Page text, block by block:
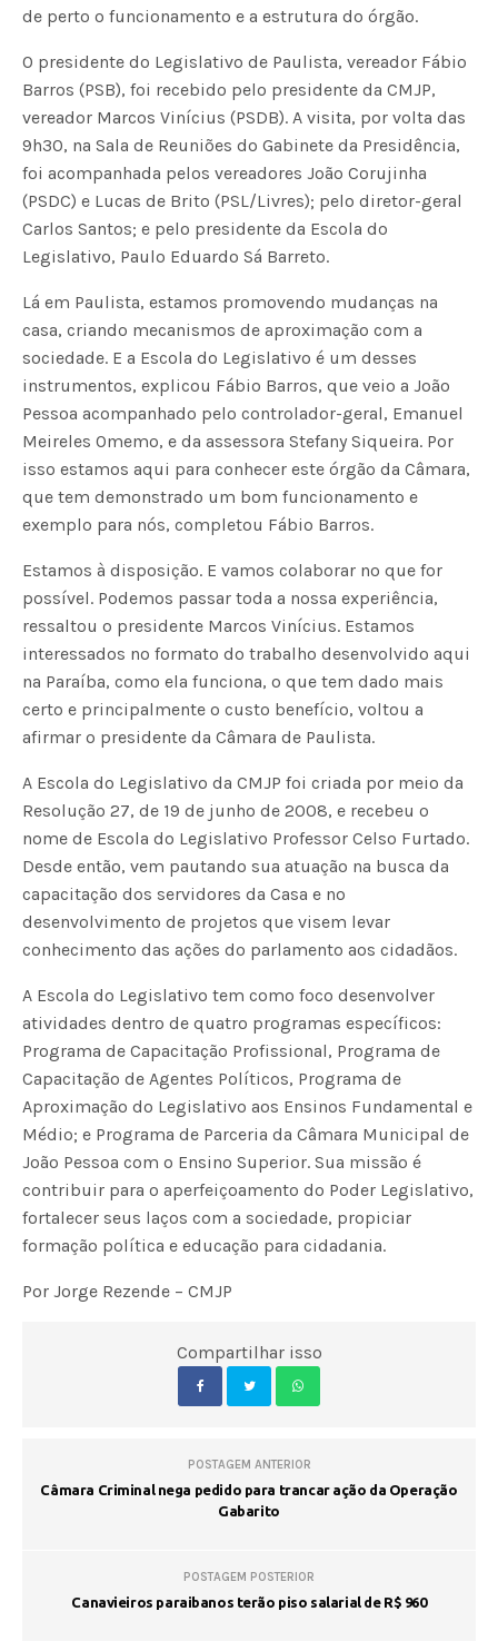
de perto o funcionamento e a estrutura do órgão.
O presidente do Legislativo de Paulista, vereador Fábio
Barros (PSB), foi recebido pelo presidente da CMJP,
vereador Marcos Vinícius (PSDB). A visita, por volta das
9h30, na Sala de Reuniões do Gabinete da Presidência,
foi acompanhada pelos vereadores João Corujinha
(PSDC) e Lucas de Brito (PSL/Livres); pelo diretor-geral
Carlos Santos; e pelo presidente da Escola do
Legislativo, Paulo Eduardo Sá Barreto.
Lá em Paulista, estamos promovendo mudanças na
casa, criando mecanismos de aproximação com a
sociedade. E a Escola do Legislativo é um desses
instrumentos, explicou Fábio Barros, que veio a João
Pessoa acompanhado pelo controlador-geral, Emanuel
Meireles Omemo, e da assessora Stefany Siqueira. Por
isso estamos aqui para conhecer este órgão da Câmara,
que tem demonstrado um bom funcionamento e
exemplo para nós, completou Fábio Barros.
Estamos à disposição. E vamos colaborar no que for
possível. Podemos passar toda a nossa experiência,
ressaltou o presidente Marcos Vinícius. Estamos
interessados no formato do trabalho desenvolvido aqui
na Paraíba, como ela funciona, o que tem dado mais
certo e principalmente o custo benefício, voltou a
afirmar o presidente da Câmara de Paulista.
A Escola do Legislativo da CMJP foi criada por meio da
Resolução 27, de 19 de junho de 2008, e recebeu o
nome de Escola do Legislativo Professor Celso Furtado.
Desde então, vem pautando sua atuação na busca da
capacitação dos servidores da Casa e no
desenvolvimento de projetos que visem levar
conhecimento das ações do parlamento aos cidadãos.
A Escola do Legislativo tem como foco desenvolver
atividades dentro de quatro programas específicos:
Programa de Capacitação Profissional, Programa de
Capacitação de Agentes Políticos, Programa de
Aproximação do Legislativo aos Ensinos Fundamental e
Médio; e Programa de Parceria da Câmara Municipal de
João Pessoa com o Ensino Superior. Sua missão é
contribuir para o aperfeiçoamento do Poder Legislativo,
fortalecer seus laços com a sociedade, propiciar
formação política e educação para cidadania.
Por Jorge Rezende – CMJP
Compartilhar isso
POSTAGEM ANTERIOR
Câmara Criminal nega pedido para trancar ação da Operação
Gabarito
POSTAGEM POSTERIOR
Canavieiros paraibanos terão piso salarial de R$ 960